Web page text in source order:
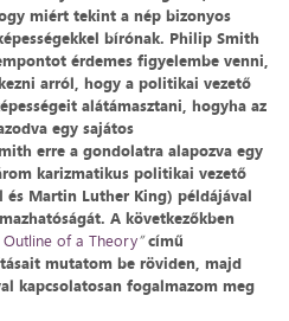
miért tekint a nép bizonyos
bírónak. Philip Smith
érdemes figyelembe venni,
arról, hogy a politikai vezető
alátámasztani, hogyha az
egy sajátos
erre a gondolatra alapozva egy
karizmatikus politikai vezető
Martin Luther King) példájával
A következőkben
Outline of a Theory”című
mutatom be röviden, majd
kapcsolatosan fogalmazom meg